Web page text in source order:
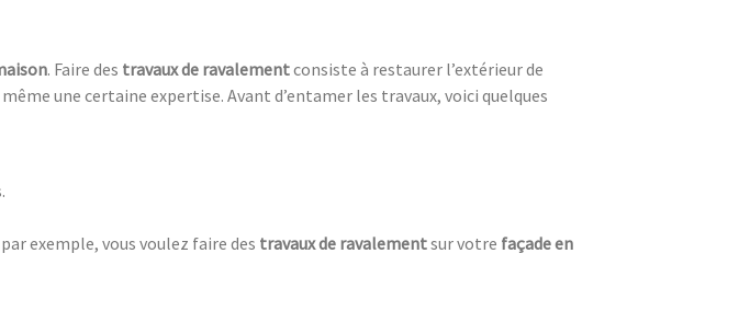
. Faire des travaux de ravalementconsiste à restaurer l’extérieur de
une certaine expertise. Avant d’entamer les travaux, voici quelques
exemple, vous voulez faire des travaux de ravalementsur votre façade en